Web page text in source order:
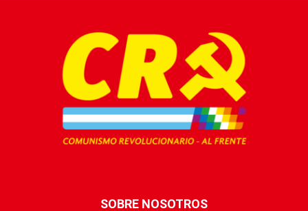
SOBRE NOSOTROS